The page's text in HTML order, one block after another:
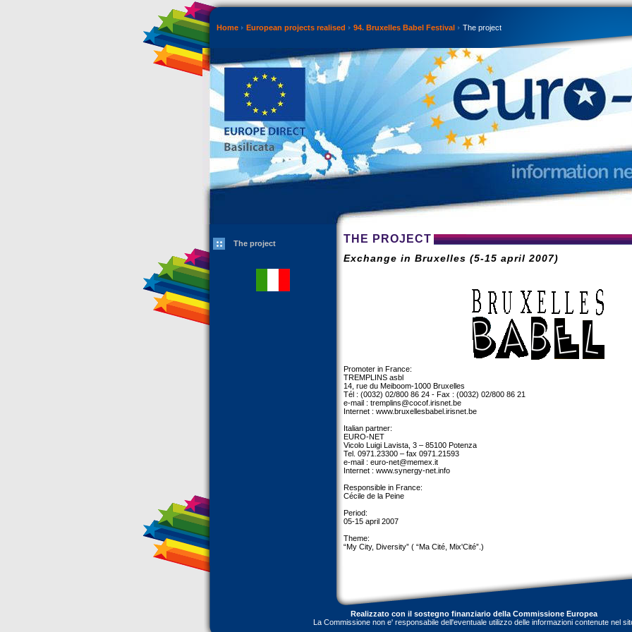
Home European projects realised 94. Bruxelles Babel Festival The project
The project THE PROJECT
Exchange in Bruxelles (5-15 april 2007)
Promoter in France:
TREMPLINS asbl
14, rue du Meiboom-1000 Bruxelles
Tél : (0032) 02/800 86 24 - Fax : (0032) 02/800 86 21
e-mail : tremplins@cocof.irisnet.be
Internet : www.bruxellesbabel.irisnet.be
Italian partner:
EURO-NET
Vicolo Luigi Lavista, 3 – 85100 Potenza
Tel. 0971.23300 – fax 0971.21593
e-mail : euro-net@memex.it
Internet : www.synergy-net.info
Responsible in France:
Cécile de la Peine
Period:
05-15 april 2007
Theme:
“My City, Diversity” ( “Ma Cité, Mix'Cité”.)
Realizzato con il sostegno finanziario della Commissione Europea
La Commissione non e' responsabile dell'eventuale utilizzo delle informazioni contenute nel